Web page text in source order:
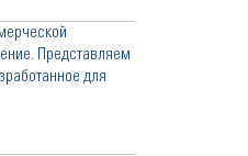
Представляем
для